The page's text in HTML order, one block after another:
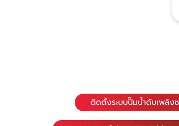
ติดตั้งระบบปั๊มน้ำดับเพลิง